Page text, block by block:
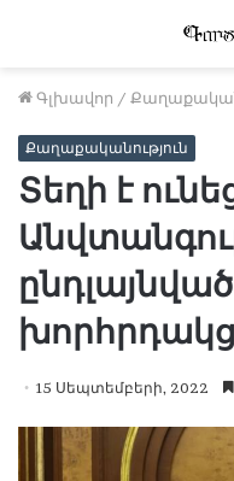
Գլխավոր /
Քաղաքականություն
Տեղի է
15 Սեպտեմբերի, 2022